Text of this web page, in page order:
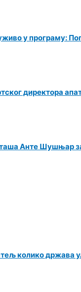
у програму:
директора
Анте Шушњар
колико држава